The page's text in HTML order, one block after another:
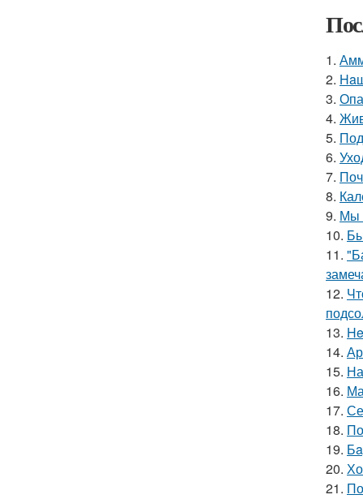
1.
2.
3.
4.
5.
6.
7.
8.
9. Мы
10.
11.
12.
13.
14.
15.
16.
17.
18.
19.
20.
21.